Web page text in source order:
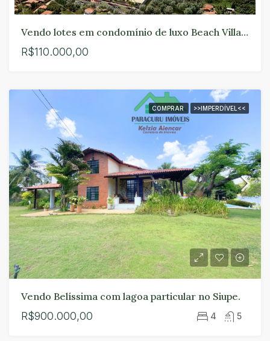
Vendo lotes em condomínio de luxo Beach Village Paracuru.
R$110.000,00
COMPRAR >>IMPERDÍVEL<<
Vendo Belíssima com lagoa particular no Siupe.
R$900.000,00 4 5